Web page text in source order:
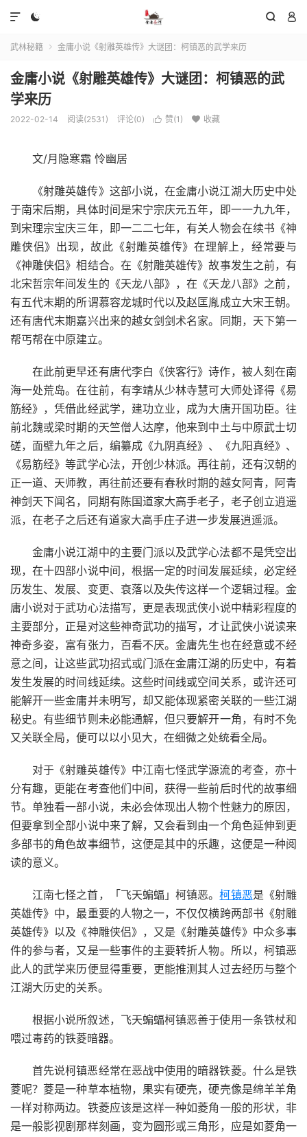
  

武林秘籍  金庸小说《射雕英雄传》大谜团：柯镇恶的武学来历
金庸小说《射雕英雄传》大谜团：柯镇恶的武
学来历
2022-02-14 阅读(2531) 评论(0)  赞(1 )  收藏
文/月隐寒霜 怜幽居
《射雕英雄传》这部小说，在金庸小说江湖大历史中处
于南宋后期，具体时间是宋宁宗庆元五年，即一一九九年，
到宋理宗宝庆三年，即一二二七年，有关人物会在续书《神
雕侠侣》出现，故此《射雕英雄传》在理解上，经常要与
《神雕侠侣》相结合。在《射雕英雄传》故事发生之前，有
北宋哲宗年间发生的《天龙八部》，在《天龙八部》之前，
有五代末期的所谓慕容龙城时代以及赵匡胤成立大宋王朝。
还有唐代末期嘉兴出来的越女剑剑术名家。同期，天下第一
帮丐帮在中原建立。
在此前更早还有唐代李白《侠客行》诗作，被人刻在南
海一处荒岛。在往前，有李靖从少林寺慧可大师处译得《易
筋经》，凭借此经武学，建功立业，成为大唐开国功臣。往
前北魏或梁时期的天竺僧人达摩，他来到中土与中原武士切
磋，面壁九年之后，编纂成《九阴真经》、《九阳真经》、
《易筋经》等武学心法，开创少林派。再往前，还有汉朝的
正一道、天师教，再往前还要有春秋时期的越女阿青，阿青
神剑天下闻名，同期有陈国道家大高手老子，老子创立逍遥
派，在老子之后还有道家大高手庄子进一步发展逍遥派。
金庸小说江湖中的主要门派以及武学心法都不是凭空出
现，在十四部小说中间，根据一定的时间发展延续，必定经
历发生、发展、变更、衰落以及失传这样一个逻辑过程。金
庸小说对于武功心法描写，更是表现武侠小说中精彩程度的
主要部分，正是对这些神奇武功的描写，才让武侠小说读来
神奇多姿，富有张力，百看不厌。金庸先生也在经意或不经
意之间，让这些武功招式或门派在金庸江湖的历史中，有着
发生发展的时间线延续。这些时间线或空间关系，或许还可
能解开一些金庸并未明写，却又能体现紧密关联的一些江湖
秘史。有些细节则未必能通解，但只要解开一角，有时不免
又关联全局，便可以以小见大，在细微之处统看全局。
对于《射雕英雄传》中江南七怪武学源流的考查，亦十
分有趣，更能在考查他们中间，获得一些前后时代的故事细
节。单独看一部小说，未必会体现出人物个性魅力的原因，
但要拿到全部小说中来了解，又会看到由一个角色延伸到更
多部书的角色故事细节，这便是其中的乐趣，这便是一种阅
读的意义。
江南七怪之首，「飞天蝙蝠」柯镇恶。柯镇恶是《射雕
英雄传》中，最重要的人物之一，不仅仅横跨两部书《射雕
英雄传》以及《神雕侠侣》，又是《射雕英雄传》中众多事
件的参与者，又是一些事件的主要转折人物。所以，柯镇恶
此人的武学来历便显得重要，更能推测其人过去经历与整个
江湖大历史的关系。
根据小说所叙述，飞天蝙蝠柯镇恶善于使用一条铁杖和
喂过毒药的铁菱暗器。
首先说柯镇恶经常在恶战中使用的暗器铁菱。什么是铁
菱呢？菱是一种草本植物，果实有硬壳，硬壳像是绵羊羊角
一样对称两边。铁菱应该是这样一种如菱角一般的形状，非
是一般影视剧那样刻画，变为圆形或三角形，应是如菱角一